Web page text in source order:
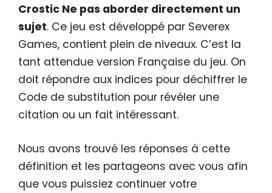
Crostic Ne pas aborder directement un
sujet. Ce jeu est développé par Severex
Games, contient plein de niveaux. C’est la
tant attendue version Française du jeu. On
doit répondre aux indices pour déchiffrer le
Code de substitution pour révéler une
citation ou un fait intéressant.
Nous avons trouvé les réponses à cette
définition et les partageons avec vous afin
que vous puissiez continuer votre